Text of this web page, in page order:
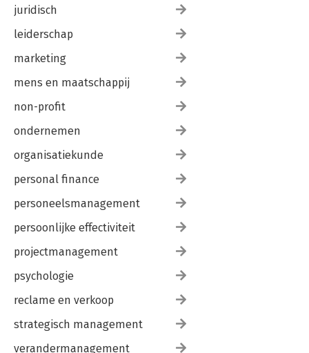
juridisch
leiderschap
marketing
mens en maatschappij
non-profit
ondernemen
organisatiekunde
personal finance
personeelsmanagement
persoonlijke effectiviteit
projectmanagement
psychologie
reclame en verkoop
strategisch management
verandermanagement